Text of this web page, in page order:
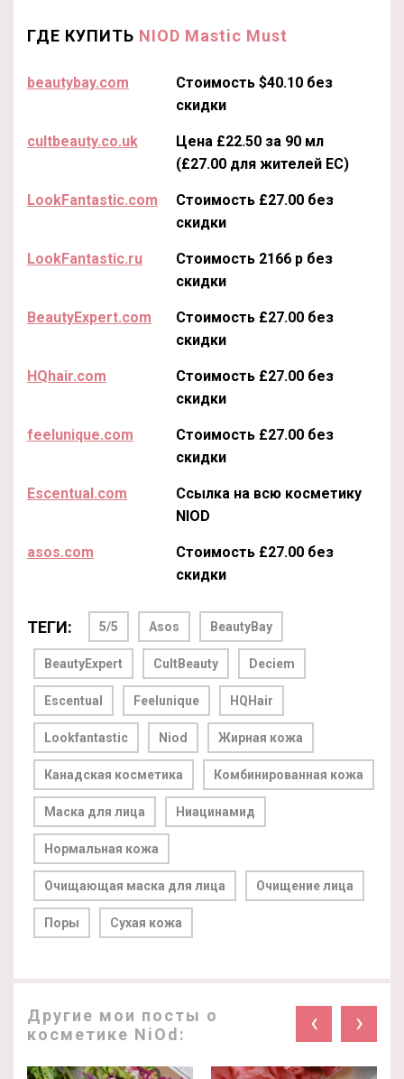
ГДЕ КУПИТЬ NIOD Mastic Must
beautybay.com
Стоимость $40.10 без
скидки
cultbeauty.co.uk
Цена £22.50 за 90 мл
(£27.00 для жителей ЕС)
LookFantastic.com
Стоимость £27.00 без
скидки
LookFantastic.ru
Стоимость 2166 р без
скидки
BeautyExpert.com
Стоимость £27.00 без
скидки
HQhair.com
Стоимость £27.00 без
скидки
feelunique.com
Стоимость £27.00 без
скидки
Escentual.com
Ссылка на всю косметику
NIOD
asos.com
Стоимость £27.00 без
скидки
ТЕГИ: 5/5 Asos BeautyBay
BeautyExpert CultBeauty Deciem
Escentual Feelunique HQHair
Lookfantastic Niod Жирная кожа
Канадская косметика Комбинированная кожа
Маска для лица Ниацинамид
Нормальная кожа
Очищающая маска для лица Очищение лица
Поры Сухая кожа
Другие мои посты о
косметике NiOd:
‹ ›